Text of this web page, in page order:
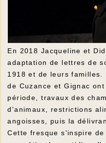
En 2018 Jacqueline et
adaptation de lettres de
1918 et de leurs familles.
de Cuzance et Gignac
période, travaux des
d'animaux, restrictions
angoisses, puis la
Cette fresque s'inspire